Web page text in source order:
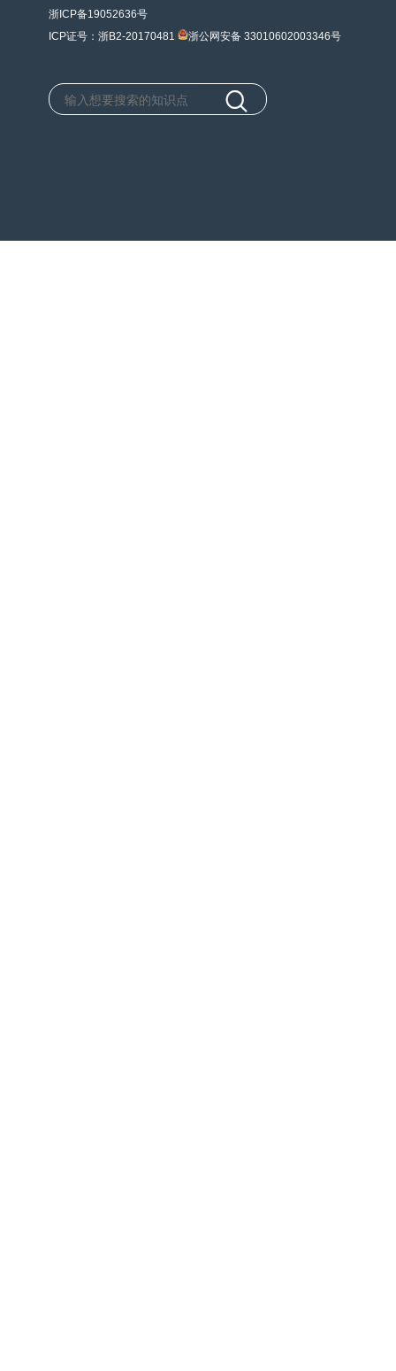
浙ICP备19052636号
ICP证号：浙B2-20170481
浙公网安备 33010602003346号